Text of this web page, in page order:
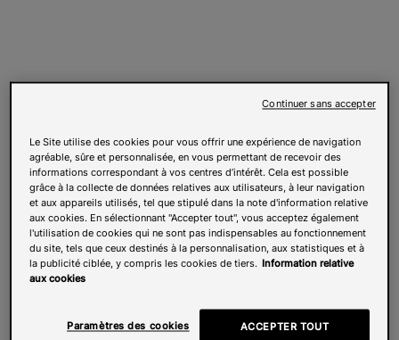
Le Site utilise des cookies pour vous offrir une expérience de navigation
agréable, sûre et personnalisée, en vous permettant de recevoir des
informations correspondant à vos centres d’intérêt. Cela est possible
grâce à la collecte de données relatives aux utilisateurs, à leur navigation
et aux appareils utilisés, tel que stipulé dans la note d'information relative
aux cookies. En sélectionnant "Accepter tout", vous acceptez également
l'utilisation de cookies qui ne sont pas indispensables au fonctionnement
du site, tels que ceux destinés à la personnalisation, aux statistiques et à
la publicité ciblée, y compris les cookies de tiers. Information relative
aux cookies
Paramètres des cookies ACCEPTER TOUT
Continuer sans accepter